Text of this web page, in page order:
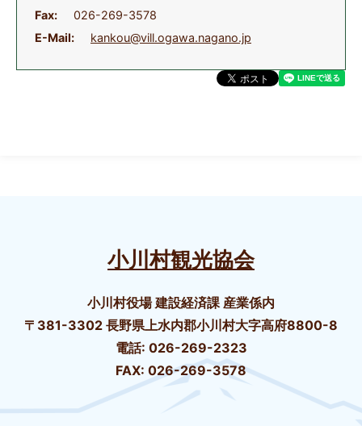
Fax:
026-269-3578
E-Mail:
kankou@vill.ogawa.nagano.jp
小川村観光協会
小川村役場 建設経済課 産業係内
〒381-3302 長野県上水内郡小川村大字高府8800-8
電話: 026-269-2323
FAX: 026-269-3578